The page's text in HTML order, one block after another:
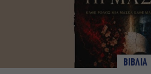
ΒΙΒΛΙΑ